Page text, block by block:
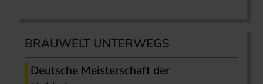
BRAUWELT UNTERWEGS
Deutsche Meisterschaft der